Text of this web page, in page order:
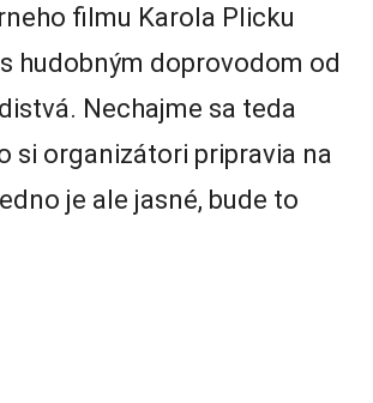
filmu Karola Plicku
hudobným doprovodom od
Nechajme sa teda
si organizátori pripravia na
je ale jasné, bude to